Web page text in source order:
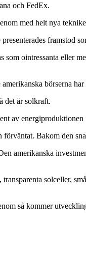
och FedEx.
med helt nya
framstod
ointressanta eller
börserna
det är solkraft.
av
Bakom den
amerikanska
solceller,
så kommer